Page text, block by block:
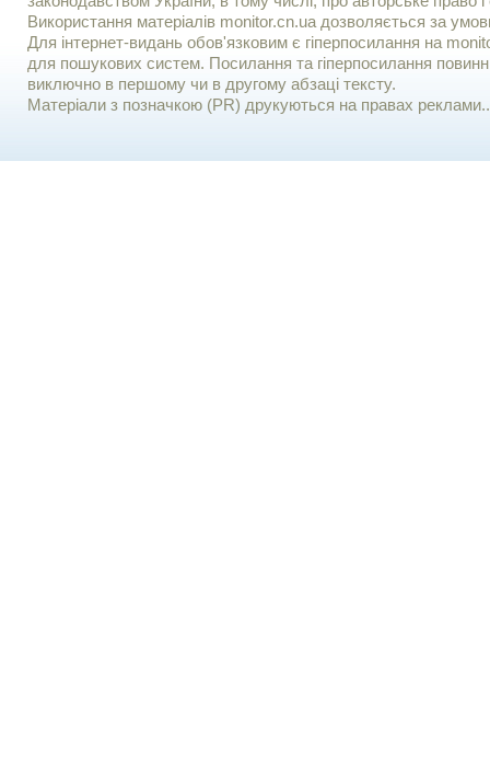
Використання матерiалiв monitor.cn.ua дозволяється за
Для iнтернет-видань обов'язковим є гiперпосилання на
для пошукових систем. Посилання та гіперпосилання
виключно в першому чи в другому абзаці тексту.
Матеріали з позначкою (PR) друкуються на правах реклами..